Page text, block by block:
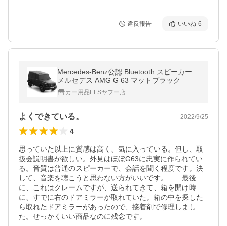
違反報告 いいね 6
Mercedes-Benz公認 Bluetooth スピーカー
メルセデス AMG G 63 マットブラック
カー用品ELSヤフー店
よくできている。 2022/9/25
4
思っていた以上に質感は高く、気に入っている。但し、取
扱会説明書が欲しい。外見はほぼG63に忠実に作られてい
る。音質は普通のスピーカーで、会話を聞く程度です。決
して、音楽を聴こうと思わない方がいいです。　　最後
に、これはクレームですが、送られてきて、箱を開け時
に、すでに右のドアミラーが取れていた。箱の中を探した
ら取れたドアミラーがあったので、接着剤で修理しまし
た。せっかくいい商品なのに残念です。